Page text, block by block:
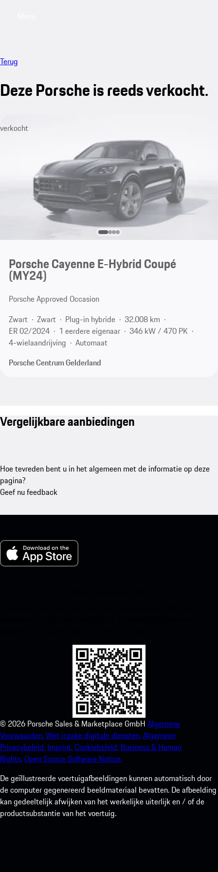
Terug
Deze Porsche is reeds verkocht.
verkocht
Porsche Cayenne E-Hybrid Coupé
(MY24)
Porsche Approved Occasion
Zwart
Zwart Plug-in hybride
32.008 km
ER 02/2024
1 eerdere eigenaar
346 kW / 470 PK
4-wielaandrijving
Automaat
Porsche Centrum Gelderland
Vergelijkbare aanbiedingen
Hoe tevreden bent u in het algemeen met de informatie op deze
pagina?
Geef nu feedback
© 2026 Porsche Sales & Marketplace GmbH Algemene
Voorwaarden.Wet inzake digitale diensten.Algemeen
Privacybeleid. Imprint.Cookiebeleid. Business & Human
Rights.Open Source Software Notice.
De geïllustreerde voertuigafbeeldingen kunnen automatisch door
de computer gegenereerd beeldmateriaal bevatten. De afbeelding
kan gedeeltelijk afwijken van het werkelijke uiterlijk en / of de
productsubstantie van het voertuig.